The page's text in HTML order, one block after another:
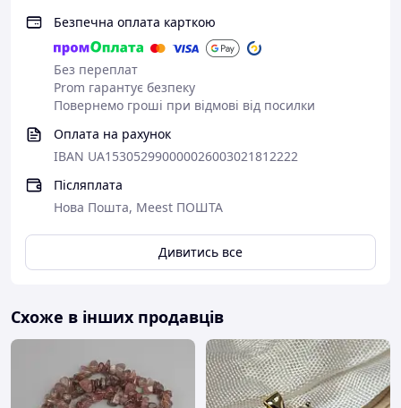
Безпечна оплата карткою
Без переплат
Prom гарантує безпеку
Повернемо гроші при відмові від посилки
Оплата на рахунок
IBAN UA153052990000026003021812222
Післяплата
Нова Пошта, Meest ПОШТА
Дивитись все
Схоже в інших продавців